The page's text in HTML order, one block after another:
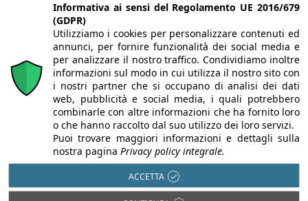
Informativa ai sensi del Regolamento UE 2016/679
(GDPR)
Utilizziamo i cookies per personalizzare contenuti ed
annunci, per fornire funzionalità dei social media e
per analizzare il nostro traffico. Condividiamo inoltre
informazioni sul modo in cui utilizza il nostro sito con
i nostri partner che si occupano di analisi dei dati
web, pubblicità e social media, i quali potrebbero
combinarle con altre informazioni che ha fornito loro
o che hanno raccolto dal suo utilizzo dei loro servizi.
Puoi trovare maggiori informazioni e dettagli sulla
nostra pagina Privacy policy integrale.
ACCETTA